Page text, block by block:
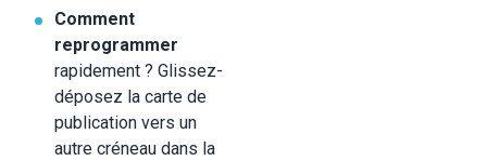
Comment
reprogrammer
rapidement ? Glissez-
déposez la carte de
publication vers un
autre créneau dans la